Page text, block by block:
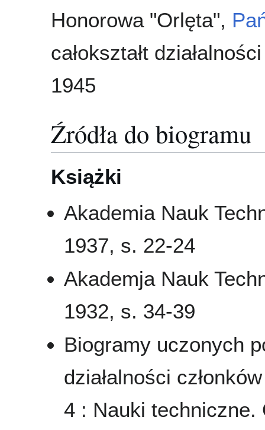
Honorowa "Orlęta",
całokształt
1945
Źródła do biogramu
Książki
Akademia Nauk
1937, s. 22-24
Akademja Nauk
1932, s. 34-39
Biogramy uczonych
działalności
4 : Nauki techniczne.